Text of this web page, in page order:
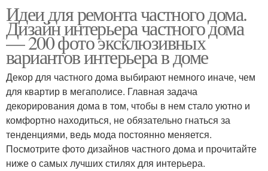
Идеи для ремонта частного дома.
Дизайн интерьера частного дома
— 200 фото эксклюзивных
вариантов интерьера в доме
Декор для частного дома выбирают немного иначе, чем
для квартир в мегаполисе. Главная задача
декорирования дома в том, чтобы в нем стало уютно и
комфортно находиться, не обязательно гнаться за
тенденциями, ведь мода постоянно меняется.
Посмотрите фото дизайнов частного дома и прочитайте
ниже о самых лучших стилях для интерьера.